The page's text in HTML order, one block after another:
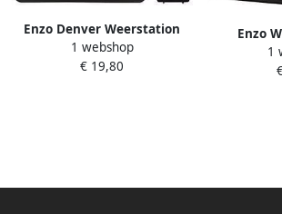
Enzo Denver Weerstation
huis weergave met
draadloze buitensensor
1 webshop
€ 19,80
Enzo
1